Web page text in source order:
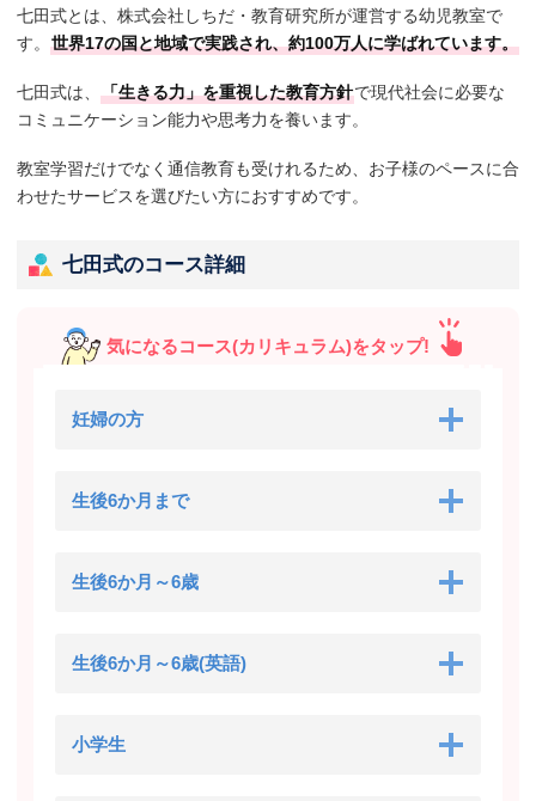
七田式とは、株式会社しちだ・教育研究所が運営する幼児教室で
す。 世界17の国と地域で実践され、約100万人に学ばれています。
七田式は、 「生きる力」を重視した教育方針で現代社会に必要な
コミュニケーション能力や思考力を養います。
教室学習だけでなく通信教育も受けれるため、お子様のペースに合
わせたサービスを選びたい方におすすめです。
七田式のコース詳細
気になるコース(カリキュラム)をタップ!
妊婦の方
生後6か月まで
生後6か月～6歳
生後6か月～6歳(英語)
小学生